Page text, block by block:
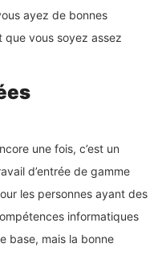
ayez de bonnes
vous soyez assez
une fois, c’est un
d’entrée de gamme
les personnes ayant des
informatiques
base, mais la bonne